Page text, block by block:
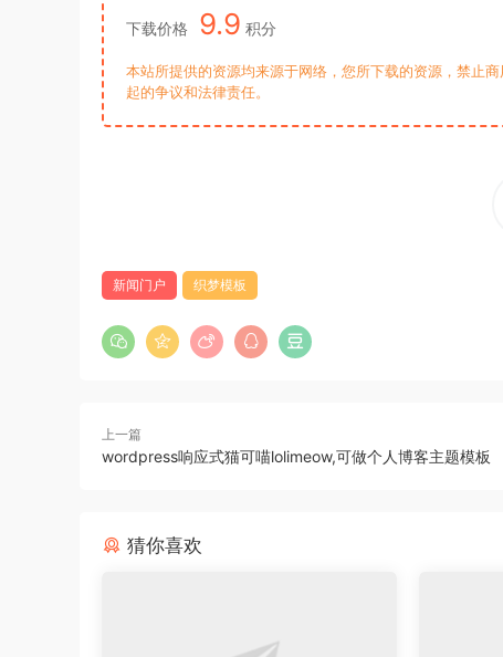
下载价格 9.9 积分
本站所提供的资源均来源于网络，您所下载的资源，禁止
起的争议和法律责任。
新闻门户 织梦模板
上一篇
wordpress响应式猫可喵lolimeow,可做个人博客主题模板
猜你喜欢